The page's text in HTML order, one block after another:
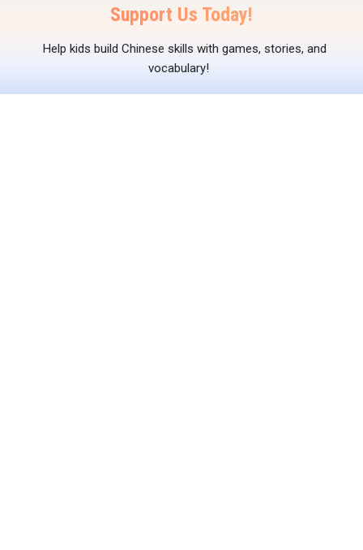
Support Us Today!
Help kids build Chinese skills with games, stories, and
vocabulary!